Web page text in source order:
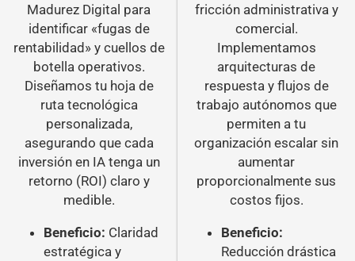
Madurez Digital para
identificar «fugas de
rentabilidad» y cuellos de
botella operativos.
Diseñamos tu hoja de
ruta tecnológica
personalizada,
asegurando que cada
inversión en IA tenga un
retorno (ROI) claro y
medible.
Beneficio: Claridad
estratégica y
fricción administrativa y
comercial.
Implementamos
arquitecturas de
respuesta y flujos de
trabajo autónomos que
permiten a tu
organización escalar sin
aumentar
proporcionalmente sus
costos fijos.
Beneficio:
Reducción drástica